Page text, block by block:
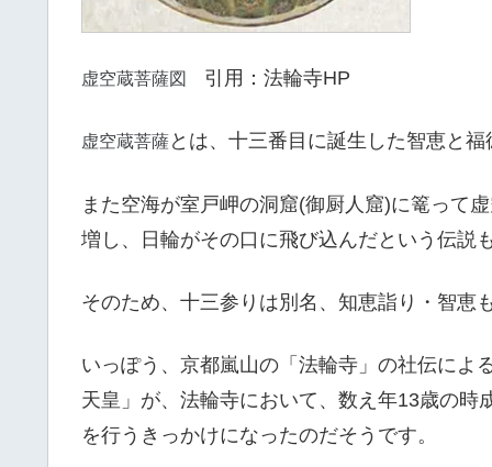
虚空蔵菩薩図 引用：法輪寺HP
虚空蔵菩薩とは、十三番目に誕生した智恵と
また空海が室戸岬の洞窟(御厨人窟)に篭って
増し、日輪がその口に飛び込んだという伝説
そのため、十三参りは別名、知恵詣り・智恵
いっぽう、京都嵐山の「法輪寺」の社伝によ
天皇」が、法輪寺において、数え年13歳の
を行うきっかけになったのだそうです。